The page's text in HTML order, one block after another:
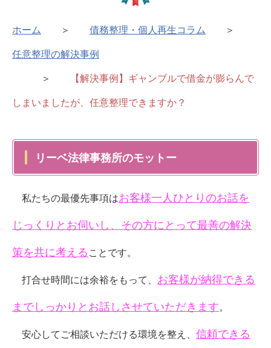
ホーム ＞ 債務整理・個人再生コラム ＞
任意整理の解決事例
＞ 【解決事例】ギャンブルで借金が膨らんで
しまいましたが、任意整理できますか？
リーベ法律事務所のモットー
私たちの最優先事項はお客様一人ひとりのお話を
じっくりとお伺いし、その方にとって最善の解決
策を共に考える ことです。
打合せ時間には余裕をもって、 お客様が納得できる
までしっかりとお話しさせていただきます。
安心してご相談いただける環境を整え、 信頼できる